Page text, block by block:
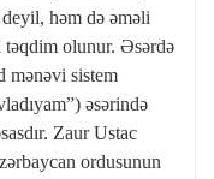
həm də əməli
olunur. Əsərdə
mənəvi sistem
əsərində
Zaur Ustac
ordusunun